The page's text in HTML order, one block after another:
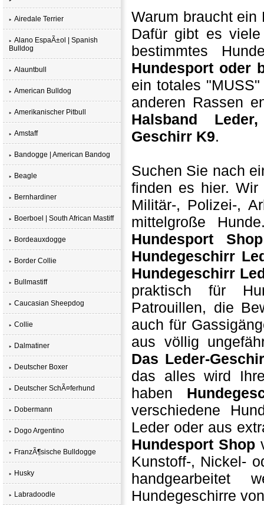
Airedale Terrier
Alano EspaÃ±ol | Spanish
Bulldog
Alauntbull
American Bulldog
Amerikanischer Pitbull
Amstaff
Bandogge | American Bandog
Beagle
Bernhardiner
Boerboel | South African Mastiff
Bordeauxdogge
Border Collie
Bullmastiff
Caucasian Sheepdog
Collie
Dalmatiner
Deutscher Boxer
Deutscher SchÃ¤ferhund
Dobermann
Dogo Argentino
FranzÃ¶sische Bulldogge
Husky
Labradoodle
Warum braucht
Dafür gibt es
bestimmtes
Hundesport oder
ein totales
anderen Rassen
Halsband
Geschirr K9.
Suchen Sie nach
finden es hier. Wir
Militär-, Polizei-,
mittelgroße
Hundesport Shop
Hundegeschirr
Hundegeschirr
praktisch für
Patrouillen, die
auch für
aus völlig
Das Leder-
das alles wird
haben
verschiedene
Leder oder aus
Hundesport Shop
Kunstoff-, Nickel-
Hundegeschirre